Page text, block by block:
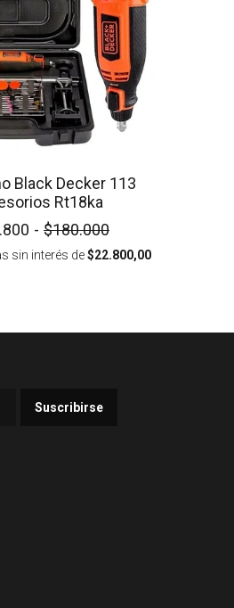
Black Decker 113
Rt18ka
- $180.000
sin interés de$22.800,00
Suscribirse